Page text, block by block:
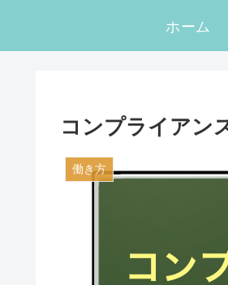
ホーム
コンプライアン
働き方